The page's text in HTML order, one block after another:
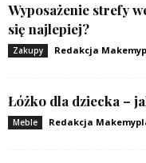
Wyposażenie strefy
się najlepiej?
Zakupy Redakcja
Łóżko dla dziecka –
Meble Redakcja